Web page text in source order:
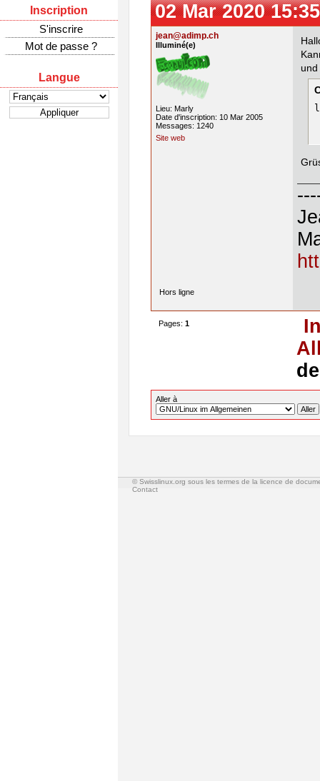
Inscription
S'inscrire
Mot de passe ?
Langue
02 Mar 2020
jean@adimp.ch
Illuminé(e)
Lieu: Marly
Date d'inscription: 10 Mar 2005
Messages: 1240
Site web
Hors ligne
Pages: 1
Aller à
© Swisslinux.org sous les termes de la licence de
Contact